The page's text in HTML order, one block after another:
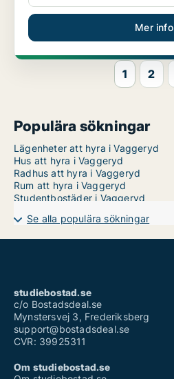
Mer info
1 2
Populära sökningar
Lägenheter att hyra i Vaggeryd
Hus att hyra i Vaggeryd
Radhus att hyra i Vaggeryd
Rum att hyra i Vaggeryd
Studentbostäder i Vaggeryd
Se alla populära sökningar
studiebostad.se
c/o Bostadsdeal.se
Mynstersvej 3, Frederiksberg
support@bostadsdeal.se
CVR: 39925311
Om studiebostad.se